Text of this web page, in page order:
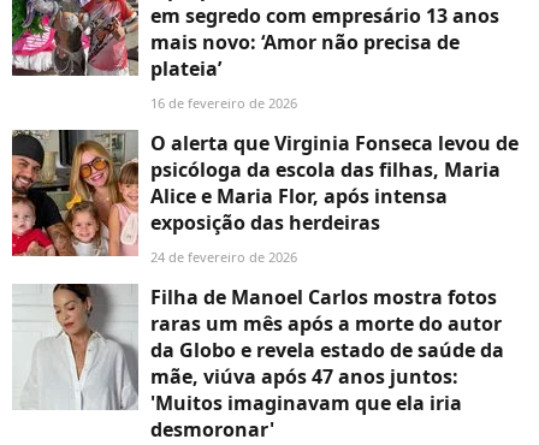
em segredo com empresário 13 anos
mais novo: ‘Amor não precisa de
plateia’
16 de fevereiro de 2026
O alerta que Virginia Fonseca levou de
psicóloga da escola das filhas, Maria
Alice e Maria Flor, após intensa
exposição das herdeiras
24 de fevereiro de 2026
Filha de Manoel Carlos mostra fotos
raras um mês após a morte do autor
da Globo e revela estado de saúde da
mãe, viúva após 47 anos juntos:
'Muitos imaginavam que ela iria
desmoronar'